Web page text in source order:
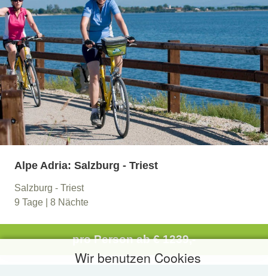
Alpe Adria: Salzburg - Triest
Salzburg - Triest
9 Tage | 8 Nächte
pro Person ab€ 1239,-
Wir benutzen Cookies